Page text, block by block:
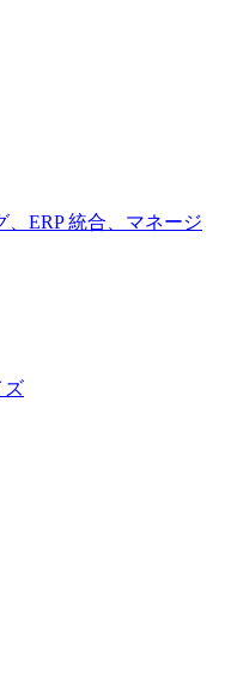
ERP 統合、マネージ
ズ